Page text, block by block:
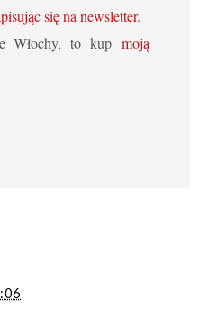
się na newsletter.
Włochy, to kup moją